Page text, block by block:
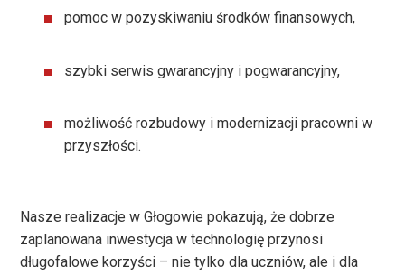
pomoc w pozyskiwaniu środków finansowych,
szybki serwis gwarancyjny i pogwarancyjny,
możliwość rozbudowy i modernizacji pracowni w
przyszłości.
Nasze realizacje w Głogowie pokazują, że dobrze
zaplanowana inwestycja w technologię przynosi
długofalowe korzyści – nie tylko dla uczniów, ale i dla